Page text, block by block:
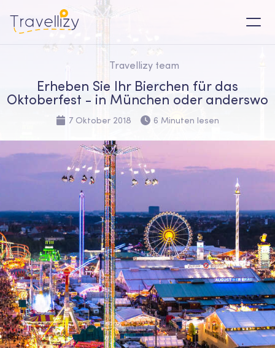
Travellizy team
Erheben Sie Ihr Bierchen für das
Oktoberfest - in München oder anderswo
7 Oktober 2018 6 Minuten lesen